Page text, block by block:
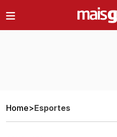
Home>Esportes